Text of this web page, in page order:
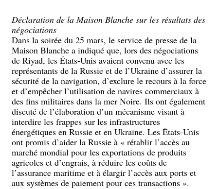
Déclaration de la Maison Blanche sur les résultats des
négociations
Dans la soirée du 25 mars, le service de presse de la
Maison Blanche a indiqué que, lors des négociations
de Riyad, les États-Unis avaient convenu avec les
représentants de la Russie et de l’Ukraine d’assurer la
sécurité de la navigation, d’exclure le recours à la force
et d’empêcher l’utilisation de navires commerciaux à
des fins militaires dans la mer Noire. Ils ont également
discuté de l’élaboration d’un mécanisme visant à
interdire les frappes sur les infrastructures
énergétiques en Russie et en Ukraine. Les États-Unis
ont promis d’aider la Russie à « rétablir l’accès au
marché mondial pour les exportations de produits
agricoles et d’engrais, à réduire les coûts de
l’assurance maritime et à élargir l’accès aux ports et
aux systèmes de paiement pour ces transactions ».